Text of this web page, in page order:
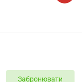
Забронювати